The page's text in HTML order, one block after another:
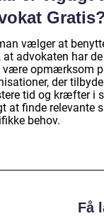
vælger at
at advokaten har
være opmærksom
der
tid og kræfter i
at finde relevante
behov.
Få